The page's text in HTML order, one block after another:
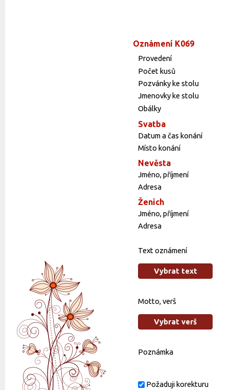
Oznámení K069
Provedení
Počet kusů
Pozvánky ke stolu
Jmenovky ke stolu
Obálky
Svatba
Datum a čas konání
Místo konání
Nevěsta
Jméno, příjmení
Adresa
Ženich
Jméno, příjmení
Adresa
Text oznámení
Vybrat text
Motto, verš
Vybrat verš
Poznámka
Požaduji korekturu